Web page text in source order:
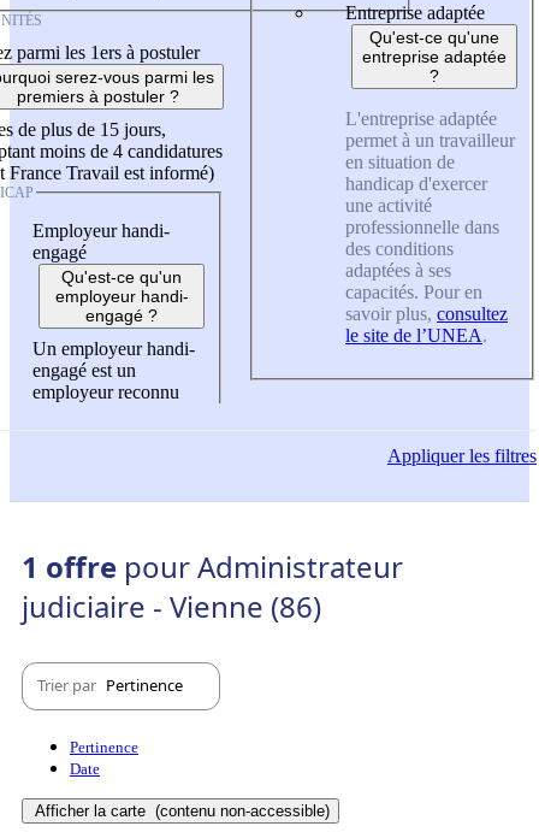
parmi les 1ers à postuler
serez-vous parmi les
premiers à postuler ?
de plus de 15 jours,
moins de 4 candidatures
France Travail est informé)
Employeur handi-
engagé
Qu'est-ce qu'un
employeur handi-
engagé ?
Un employeur handi-
engagé est un
employeur reconnu
Entreprise adaptée
Qu'est-ce qu'une
entreprise adaptée
?
L'entreprise adaptée
permet à un travailleur
en situation de
handicap d'exercer
une activité
professionnelle dans
des conditions
adaptées à ses
capacités. Pour en
savoir plus, consultez
le site de l’UNEA.
Appliquerles filtres
1 offre pour Administrateur
judiciaire - Vienne (86)
Trier par Pertinence
Pertinence
Date
Afficher la carte (contenu non-accessible)